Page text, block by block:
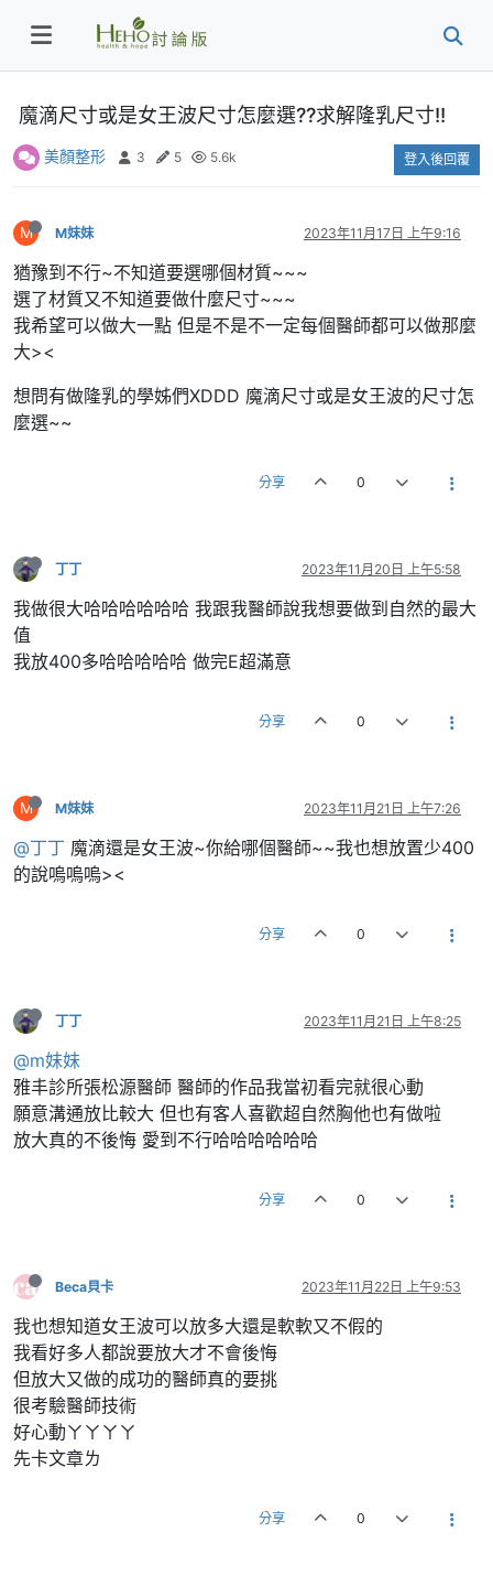
魔滴尺寸或是女王波尺寸怎麼選??求解隆乳尺寸!!
美顏整形 3 5 5.6k 登入後回覆
M M妹妹 2023年11月17日 上午9:16
猶豫到不行~不知道要選哪個材質~~~
選了材質又不知道要做什麼尺寸~~~
我希望可以做大一點 但是不是不一定每個醫師都可以做那麼
大><
想問有做隆乳的學姊們XDDD 魔滴尺寸或是女王波的尺寸怎
麼選~~
分享 0
丁丁 2023年11月20日 上午5:58
我做很大哈哈哈哈哈哈 我跟我醫師說我想要做到自然的最大
值
我放400多哈哈哈哈哈 做完E超滿意
分享 0
M M妹妹 2023年11月21日 上午7:26
@丁丁 魔滴還是女王波~你給哪個醫師~~我也想放置少400
的說嗚嗚嗚><
分享 0
丁丁 2023年11月21日 上午8:25
@m妹妹
雅丰診所張松源醫師 醫師的作品我當初看完就很心動
願意溝通放比較大 但也有客人喜歡超自然胸他也有做啦
放大真的不後悔 愛到不行哈哈哈哈哈哈
分享 0
Beca貝卡 2023年11月22日 上午9:53
我也想知道女王波可以放多大還是軟軟又不假的
我看好多人都說要放大才不會後悔
但放大又做的成功的醫師真的要挑
很考驗醫師技術
好心動ㄚㄚㄚㄚ
先卡文章ㄌ
分享 0